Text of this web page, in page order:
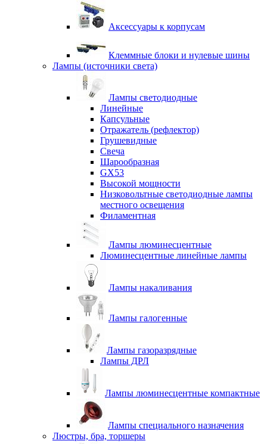
Аксессуары к корпусам
Клеммные блоки и нулевые шины
Лампы (источники света)
Лампы светодиодные
Линейные
Капсульные
Отражатель (рефлектор)
Грушевидные
Свеча
Шарообразная
GX53
Высокой мощности
Низковольтные светодиодные лампы
местного освещения
Филаментная
Лампы люминесцентные
Люминесцентные линейные лампы
Лампы накаливания
Лампы галогенные
Лампы газоразрядные
Лампы ДРЛ
Лампы люминесцентные компактные
Лампы специального назначения
Люстры, бра, торшеры